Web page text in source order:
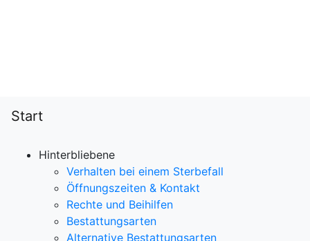
Start
Hinterbliebene
Verhalten bei einem Sterbefall
Öffnungszeiten & Kontakt
Rechte und Beihilfen
Bestattungsarten
Alternative Bestattungsarten